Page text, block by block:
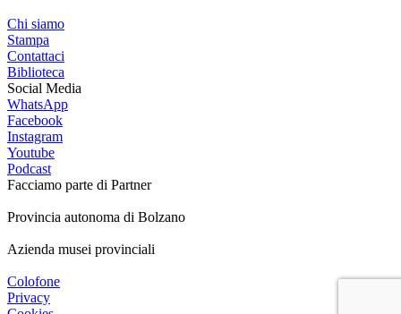
Chi siamo
Stampa
Contattaci
Biblioteca
Social Media
WhatsApp
Facebook
Instagram
Youtube
Podcast
Facciamo parte di Partner
Provincia autonoma di Bolzano
Azienda musei provinciali
Colofone
Privacy